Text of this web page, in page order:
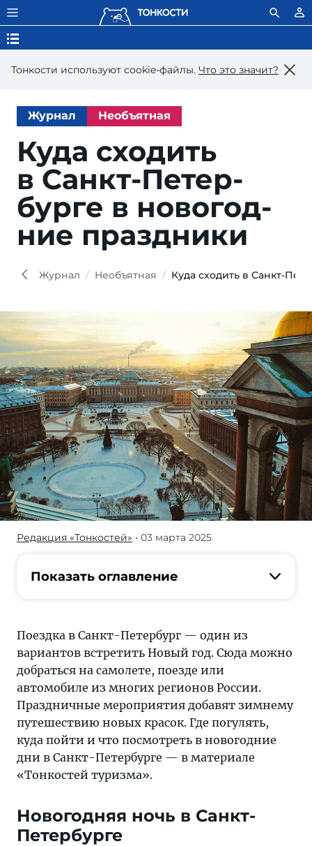
Тонкости используют сookie-файлы. Что это значит?
Журнал Необъятная
Куда сходить
в Санкт-Пе­тер­
бур­ге в но­во­год­
ние праздники
Журнал Необъятная Куда сходить в Санкт-
Где
куда
посмотреть
новогодние
Санкт-
Петербурге
—
«Тонкостей
туризма»
Редакция «Тонкостей» • 03 марта 2025
Показать оглавление
Поездка в Санкт-Петербург — один из
вариантов встретить Новый год. Сюда можно
добраться на самолете, поезде или
автомобиле из многих регионов России.
Праздничные мероприятия добавят зимнему
путешествию новых красок. Где погулять,
куда пойти и что посмотреть в новогодние
дни в Санкт-Петербурге — в материале
«Тонкостей туризма».
Новогодняя ночь в Санкт-
Петербурге